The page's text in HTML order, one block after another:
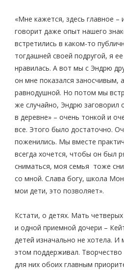
«Мне кажется, здесь главное –
говорит даже опыт нашего
встретились в каком-то
тогдашней своей подругой, я
нравилась. А вот мы с Эндрю
он мне показался заносчивым,
равнодушной. Но потом мы
же случайно, Эндрю заговорил
в деревне» – очень тонкой и
все. Этого было достаточно.
поженились. Мы вместе
всегда хочется, чтобы он был
сниматься, моя семья тоже
со мной. Слава богу, школа
мои дети, это позволяет».
Кстати, о детях. Мать
и одной приемной дочери –
детей изначально не хотела.
этом поддерживал.
для них обоих главным